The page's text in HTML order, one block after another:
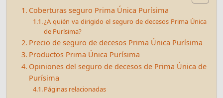
Coberturas seguro Prima Única Purísima
¿A quién va dirigido el seguro de decesos Prima Única
de Purísima?
Precio de seguro de decesos Prima Única Purísima
Productos Prima Única Purísima
Opiniones del seguro de decesos de Prima Única de
Purísima
Páginas relacionadas